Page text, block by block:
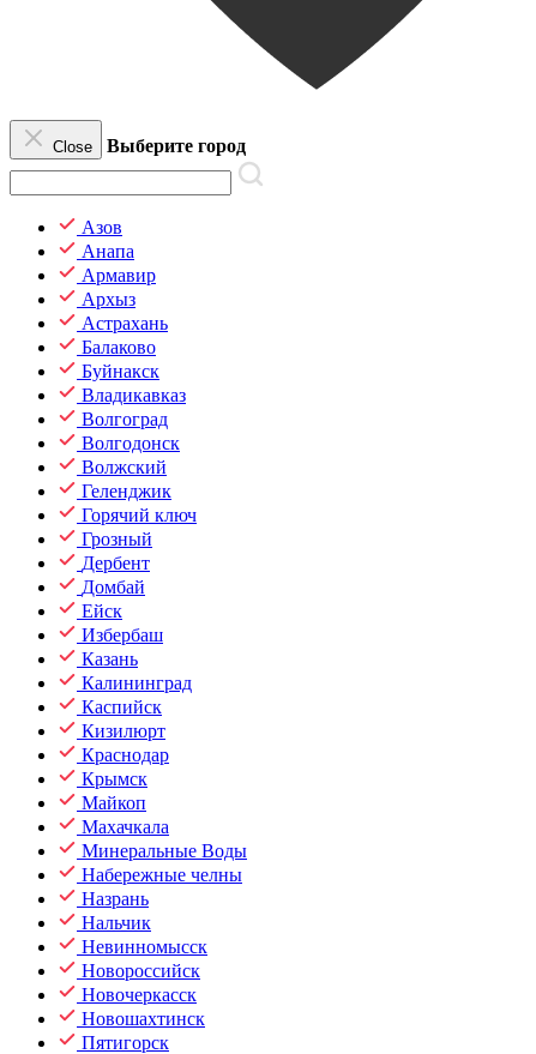
Close Выберите город
Азов
Анапа
Армавир
Архыз
Астрахань
Балаково
Буйнакск
Владикавказ
Волгоград
Волгодонск
Волжский
Геленджик
Горячий ключ
Грозный
Дербент
Домбай
Ейск
Избербаш
Казань
Калининград
Каспийск
Кизилюрт
Краснодар
Крымск
Майкоп
Махачкала
Минеральные Воды
Набережные челны
Назрань
Нальчик
Невинномысск
Новороссийск
Новочеркасск
Новошахтинск
Пятигорск